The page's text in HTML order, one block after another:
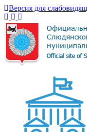
Версия для